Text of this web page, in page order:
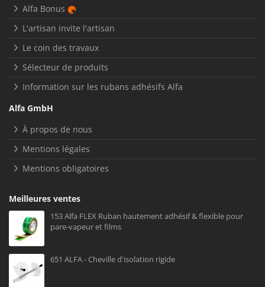
Alfa Bonus
L'artisan invite l'artisan
Le coin des travaux
Sélecteur de produits
Information sur les rubans adhésifs Alfa
Alfa GmbH
À propos de nous
Mentions légales
Mentions obligatoires
Meilleures ventes
153 Alfa FLEX Ruban hautement adhésif & flexible pour
pare-vapeur et films
651 ALFA - Cheville d'isolation rigide